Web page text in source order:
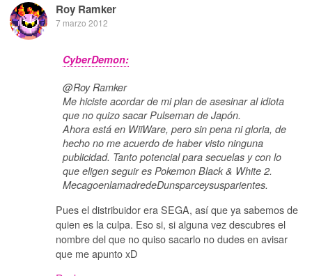
Roy Ramker
7 marzo 2012
CyberDemon:
@Roy Ramker
Me hiciste acordar de mi plan de asesinar al idiota
que no quizo sacar Pulseman de Japón.
Ahora está en WiiWare, pero sin pena ni gloria, de
hecho no me acuerdo de haber visto ninguna
publicidad. Tanto potencial para secuelas y con lo
que eligen seguir es Pokemon Black & White 2.
MecagoenlamadredeDunsparceysusparientes.
Pues el distribuidor era SEGA, así que ya sabemos de
quien es la culpa. Eso si, si alguna vez descubres el
nombre del que no quiso sacarlo no dudes en avisar
que me apunto xD